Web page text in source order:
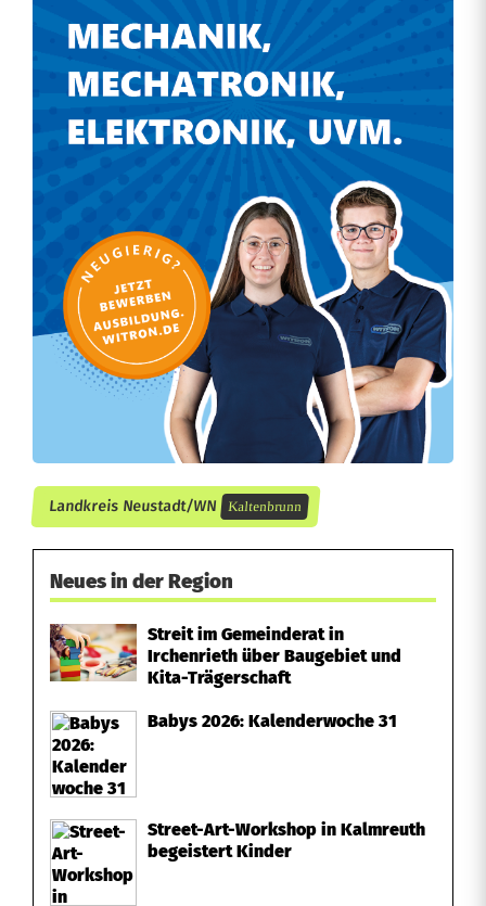
Landkreis Neustadt/WN Kaltenbrunn
Neues in der Region
Streit im Gemeinderat in
Irchenrieth über Baugebiet und
Kita-Trägerschaft
Babys 2026: Kalenderwoche 31
Street-Art-Workshop in Kalmreuth
begeistert Kinder